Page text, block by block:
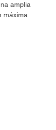
amplia
máxima